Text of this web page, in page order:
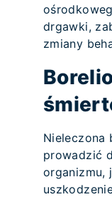
drgawki,
zmiany
Nieleczona
prowadzić
organizmu,